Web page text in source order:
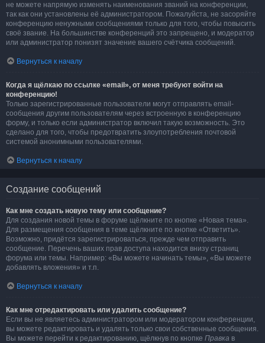
не можете напрямую изменять наименования званий на конференции,
так как они установлены её администратором. Пожалуйста, не засоряйте
конференцию ненужными сообщениями только для того, чтобы повысить
своё звание. На большинстве конференций это запрещено, и модератор
или администратор понизят значение вашего счётчика сообщений.
Вернуться к началу
Когда я щёлкаю по ссылке «email», от меня требуют войти на
конференцию!
Только зарегистрированные пользователи могут отправлять email-
сообщения другим пользователям через встроенную в конференцию
форму, и только если администратор включил такую возможность. Это
сделано для того, чтобы предотвратить злоупотребления почтовой
системой анонимными пользователями.
Вернуться к началу
Создание сообщений
Как мне создать новую тему или сообщение?
Для создания новой темы в форуме щёлкните по кнопке «Новая тема».
Для размещения сообщения в теме щёлкните по кнопке «Ответить».
Возможно, придётся зарегистрироваться, прежде чем отправить
сообщение. Перечень ваших прав доступа находится внизу страниц
форума или темы. Например: «Вы можете начинать темы», «Вы можете
добавлять вложения» и т.п.
Вернуться к началу
Как мне отредактировать или удалить сообщение?
Если вы не являетесь администратором или модератором конференции,
вы можете редактировать и удалять только свои собственные сообщения.
Вы можете перейти к редактированию, щёлкнув по кнопке Правка в